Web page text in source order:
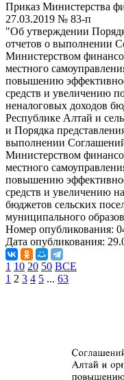
Приказ Министерства
27.03.2019 № 83-п
"Об утверждении
отчетов о выполнении
Министерством
местного
повышению
средств и увеличению
неналоговых доходов
Республике Алтай и
и Порядка
выполнении
Министерством
местного
повышению
средств и увеличению
бюджетов сельских
муниципального
Номер опубликования:
Дата опубликования:
1 10 20 50 ВСЕ
1 2 3 4 5 ... 63